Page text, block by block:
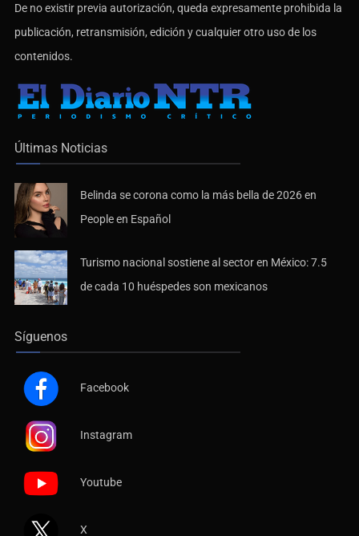
De no existir previa autorización, queda expresamente prohibida la
publicación, retransmisión, edición y cualquier otro uso de los
contenidos.
Últimas Noticias
Belinda se corona como la más bella de 2026 en
People en Español
Turismo nacional sostiene al sector en México: 7.5
de cada 10 huéspedes son mexicanos
Síguenos
Facebook
Instagram
Youtube
X